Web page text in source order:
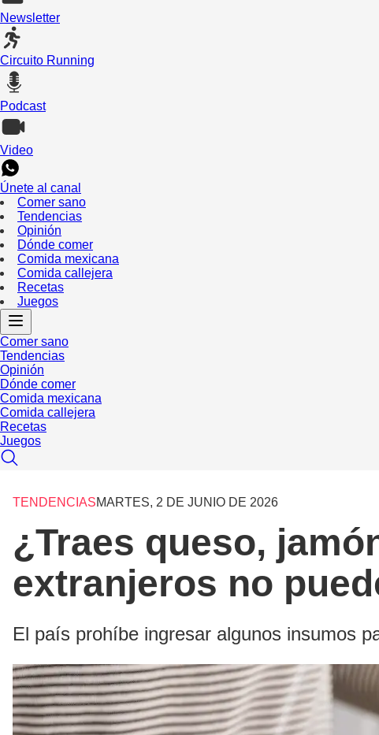
Newsletter
Circuito Running
Podcast
Video
Únete al canal
Comer sano
Tendencias
Opinión
Dónde comer
Comida mexicana
Comida callejera
Recetas
Juegos
Comer sano
Tendencias
Opinión
Dónde comer
Comida mexicana
Comida callejera
Recetas
Juegos
TENDENCIASMARTES, 2 DE JUNIO DE 2026
¿Traes queso,
extranjeros no
El país prohíbe ingresar algunos insumos